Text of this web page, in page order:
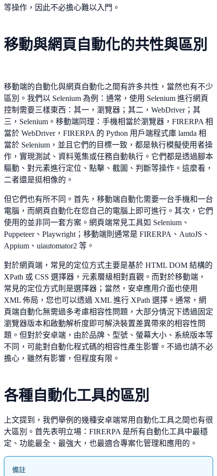
等操作，因此不必擔心難以入門。
移動與網頁自動化的共性與區別
移動端的自動化與網頁自動化之間有許多共性，當然也有不少
區別。我們以 Selenium 為例：通常，使用 Selenium 進行網頁
控制需要三樣東西：其一，瀏覽器；其二，WebDriver；其
三，Selenium。移動端同理：手機相當於瀏覽器，FIRERPA 相
當於 WebDriver，FIRERPA 的 Python 用戶端程式庫 lamda 相
當於 Selenium，並且它們的目標一致，都是執行模擬使用者操
作，實現測試、資料蒐集或任務自動執行。它們都是透過腳本
驅動、對元素進行定位、點擊、截圖、判斷等操作。這麼看，
二者還是挺相像的。
但它們也有所不同。首先，移動端自動化需要一台手機和一台
電腦，而網頁自動化在您自己的電腦上即可進行。其次，它們
使用的並非同一套方案。網頁端常見工具如 Selenium、
Puppeteer、Playwright；移動端則通常是 FIRERPA、AutoJS、
Appium、uiautomator2 等。
對於網頁端，常見的定位方式主要是基於 HTML DOM 結構的
XPath 或 CSS 選擇器，元素層級相對直觀。而對於移動端，
常見的定位方式則是選擇器；當然，安卓應用介面也使用
XML 佈局，您也可以透過 XML 進行 XPath 選擇。通常，網
頁端自動化無需過多考慮相容性問題，大部分情況下透過固定
瀏覽器版本和啟動解析度即可解決裝置差異帶來的相容性問
題。但對於安卓端，由於品牌、型號、螢幕大小、系統版本等
不同，可能對自動化程式碼的相容性產生影響。不過也請不必
擔心，雖然有影響，但程度有限。
各種自動化工具的區別
上文提到，我們舉例的幾種安卓端常用自動化工具之間也有很
大區別。首先表明立場：FIRERPA 是所有自動化工具中最穩
定、功能最全、最強大，也最適合專案化管理和應用的。
備註